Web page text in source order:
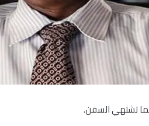
بما تشتهي السفن.